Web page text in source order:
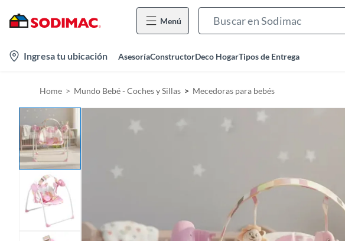
Menú
Ingresa tu ubicación AsesoríaConstructorDeco HogarTipos de Entrega
Home Mundo Bebé - Coches y Sillas Mecedoras para bebés